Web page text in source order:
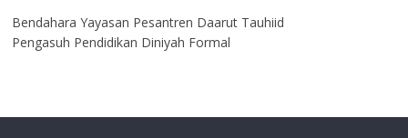
Bendahara Yayasan Pesantren Daarut Tauhiid
Pengasuh Pendidikan Diniyah Formal